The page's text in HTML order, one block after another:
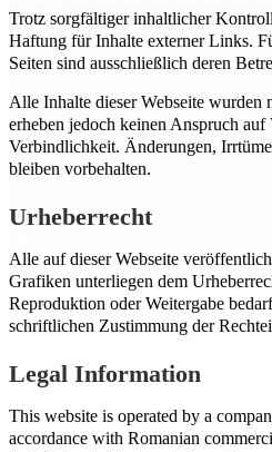
Trotz sorgfältiger inhaltlicher
Haftung für Inhalte externer Links.
Seiten sind ausschließlich deren
Alle Inhalte dieser Webseite wurden
erheben jedoch keinen Anspruch
Verbindlichkeit. Änderungen,
bleiben vorbehalten.
Urheberrecht
Alle auf dieser Webseite
Grafiken unterliegen dem
Reproduktion oder Weitergabe
schriftlichen Zustimmung der
Legal Information
This website is operated by a
accordance with Romanian